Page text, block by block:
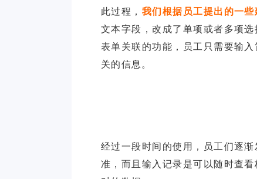
此过程， 我们根据员工提出的一
文本字段，改成了单项或者多项
表单关联的功能，员工只需要输
关的信息。
经过一段时间的使用，员工们逐
准，而且输入记录是可以随时查